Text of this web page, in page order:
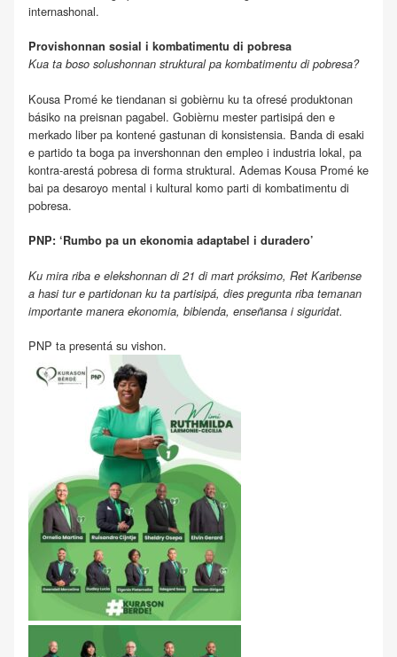
internashonal.
Provishonnan sosial i kombatimentu di pobresa
Kua ta boso solushonnan struktural pa kombatimentu di pobresa?
Kousa Promé ke tiendanan si gobièrnu ku ta ofresé produktonan
básiko na preisnan pagabel. Gobièrnu mester partisipá den e
merkado liber pa kontené gastunan di konsistensia. Banda di esaki
e partido ta boga pa invershonnan den empleo i industria lokal, pa
kontra-arestá pobresa di forma struktural. Ademas Kousa Promé ke
bai pa desaroyo mental i kultural komo parti di kombatimentu di
pobresa.
PNP: ‘Rumbo pa un ekonomia adaptabel i duradero’
Ku mira riba e elekshonnan di 21 di mart próksimo, Ret Karibense
a hasi tur e partidonan ku ta partisipá, dies pregunta riba temanan
importante manera ekonomia, bibienda, enseñansa i siguridat.
PNP ta presentá su vishon.